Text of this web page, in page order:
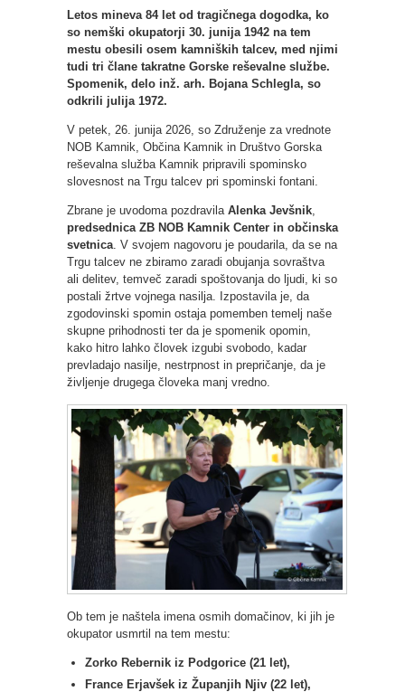
Letos mineva 84 let od tragičnega dogodka, ko
so nemški okupatorji 30. junija 1942 na tem
mestu obesili osem kamniških talcev, med njimi
tudi tri člane takratne Gorske reševalne službe.
Spomenik, delo inž. arh. Bojana Schlegla, so
odkrili julija 1972.
V petek, 26. junija 2026, so Združenje za vrednote
NOB Kamnik, Občina Kamnik in Društvo Gorska
reševalna služba Kamnik pripravili spominsko
slovesnost na Trgu talcev pri spominski fontani.
Zbrane je uvodoma pozdravila Alenka Jevšnik
predsednica ZB NOB Kamnik Center in občinska
svetnica . V svojem nagovoru je poudarila, da se na
Trgu talcev ne zbiramo zaradi obujanja sovraštva
ali delitev, temveč zaradi spoštovanja do ljudi, ki so
postali žrtve vojnega nasilja. Izpostavila je, da
zgodovinski spomin ostaja pomemben temelj naše
skupne prihodnosti ter da je spomenik opomin,
kako hitro lahko človek izgubi svobodo, kadar
prevladajo nasilje, nestrpnost in prepričanje, da je
življenje drugega človeka manj vredno.
Ob tem je naštela imena osmih domačinov, ki jih je
okupator usmrtil na tem mestu:
Zorko Rebernik iz Podgorice (21 let),
France Erjavšek iz Županjih Njiv (22 let),